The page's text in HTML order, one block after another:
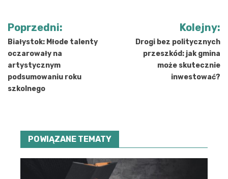
Nawigacja
wpisu
Poprzedni:
Białystok: Młode talenty
oczarowały na
artystycznym
podsumowaniu roku
szkolnego
Kolejny:
Drogi bez politycznych
przeszkód: jak gmina
może skutecznie
inwestować?
POWIĄZANE TEMATY